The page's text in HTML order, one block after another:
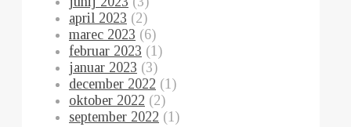
april 2023 (2)
marec 2023 (6)
februar 2023 (1)
januar 2023 (3)
december 2022 (1)
oktober 2022 (2)
september 2022 (1)